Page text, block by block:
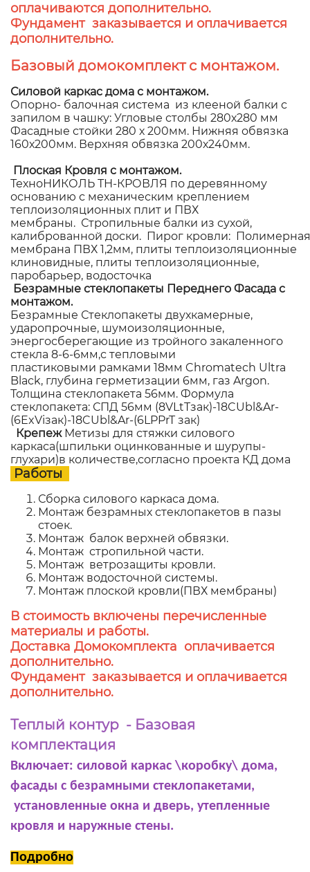
оплачиваются дополнительно.
Фундамент заказывается и оплачивается
дополнительно.
Базовый домокомплект с монтажом.
Силовой каркас дома с монтажом.
Опорно- балочная система из клееной балки с
запилом в чашку: Угловые столбы 280х280 мм
Фасадные стойки 280 х 200мм. Нижняя обвязка
160х200мм. Верхняя обвязка 200х240мм.
Плоская Кровля с монтажом.
ТехноНИКОЛЬ ТН-КРОВЛЯ по деревянному
основанию с механическим креплением
теплоизоляционных плит и ПВХ
мембраны. Стропильные балки из сухой,
калиброванной доски. Пирог кровли: Полимерная
мембрана ПВХ 1,2мм, плиты теплоизоляционные
клиновидные, плиты теплоизоляционные,
паробарьер, водосточка
Безрамные стеклопакеты Переднего Фасада с
монтажом.
Безрамные Стеклопакеты двухкамерные,
ударопрочные, шумоизоляционные,
энергосберегающие из тройного закаленного
стекла 8-6-6мм,с тепловыми
пластиковыми рамками 18мм Chromatech Ultra
Black, глубина герметизации 6мм, газ Argon.
Толщина стеклопакета 56мм. Формула
стеклопакета: СПД 56мм (8VLtTзак)-18CUbl&Ar-
(6ExViзак)-18CUbl&Ar-(6LPPrT зак)
Крепеж Метизы для стяжки силового
каркаса(шпильки оцинкованные и шурупы-
глухари)в количестве,согласно проекта КД дома
Работы
Сборка силового каркаса дома.
Монтаж безрамных стеклопакетов в пазы
стоек.
Монтаж балок верхней обвязки.
Монтаж стропильной части.
Монтаж ветрозащиты кровли.
Монтаж водосточной системы.
Монтаж плоской кровли(ПВХ мембраны)
В стоимость включены перечисленные
материалы и работы.
Доставка Домокомплекта оплачивается
дополнительно.
Фундамент заказывается и оплачивается
дополнительно.
Теплый контур - Базовая
комплектация
Включает: силовой каркас \коробку\ дома,
фасады с безрамными стеклопакетами,
установленные окна и дверь, утепленные
кровля и наружные стены.
Подробно